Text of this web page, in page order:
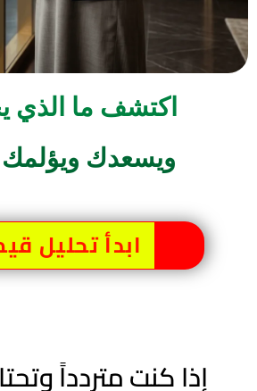
اكتشف ما الذي
ويسعدك
ابدأ تحليل
إذا كنت متردداً